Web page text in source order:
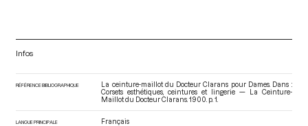
Infos
RÉFÉRENCE BIBLIOGRAPHIQUE
La ceinture-maillot du Docteur Clarans pour Dames. Dans :
Corsets esthétiques, ceintures et lingerie — La Ceinture-
Maillot du Docteur Clarans . 1900. p. 1.
LANGUE PRINCIPALE Français